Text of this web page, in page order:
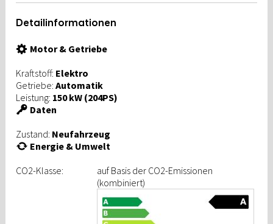
Detailinformationen
Motor & Getriebe
Kraftstoff: Elektro
Getriebe: Automatik
Leistung: 150 kW (204PS)
Daten
Zustand: Neufahrzeug
Energie & Umwelt
CO2-Klasse:
auf Basis der CO2-Emissionen
(kombiniert)